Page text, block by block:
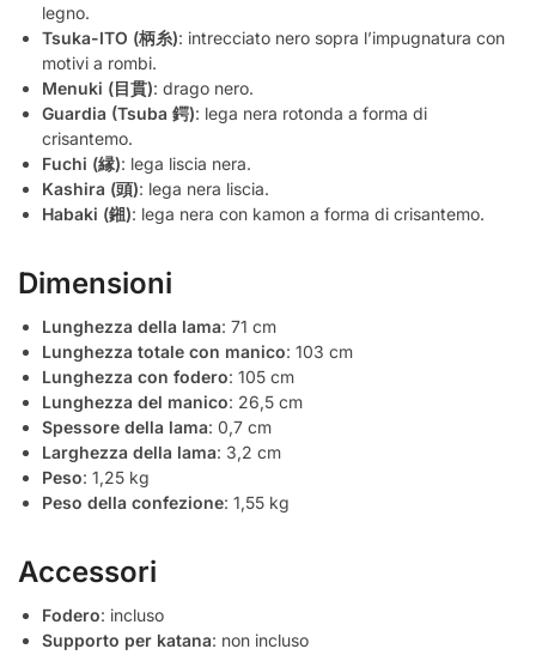
legno.
Tsuka-ITO (柄糸): intrecciato nero sopra l’impugnatura con
motivi a rombi.
Menuki (目貫): drago nero.
Guardia (Tsuba 鍔): lega nera rotonda a forma di
crisantemo.
Fuchi (縁): lega liscia nera.
Kashira (頭): lega nera liscia.
Habaki (鎺): lega nera con kamon a forma di crisantemo.
Dimensioni
Lunghezza della lama: 71 cm
Lunghezza totale con manico: 103 cm
Lunghezza con fodero: 105 cm
Lunghezza del manico: 26,5 cm
Spessore della lama: 0,7 cm
Larghezza della lama: 3,2 cm
Peso: 1,25 kg
Peso della confezione: 1,55 kg
Accessori
Fodero: incluso
Supporto per katana: non incluso